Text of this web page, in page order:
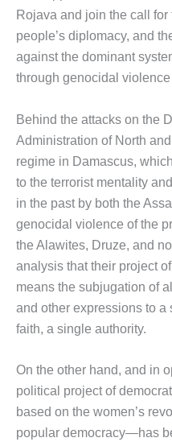
Rojava and join the call
people’s diplomacy, and
against the dominant
through genocidal
Behind the attacks on the
Administration of North
regime in Damascus,
to the terrorist mentality
in the past by both the
genocidal violence of the
the Alawites, Druze, and
analysis that their project
means the subjugation of
and other expressions to
faith, a single authority.
On the other hand, and in
political project of
based on the women’s
popular democracy—has